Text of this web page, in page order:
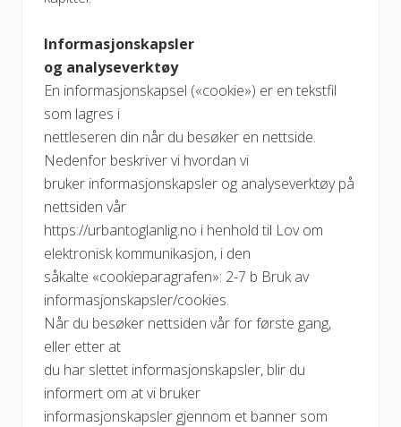
Informasjonskapsler
og analyseverktøy
En informasjonskapsel («cookie») er en tekstfil
som lagres i
nettleseren din når du besøker en nettside.
Nedenfor beskriver vi hvordan vi
bruker informasjonskapsler og analyseverktøy på
nettsiden vår
https://urbantoglanlig.no i henhold til Lov om
elektronisk kommunikasjon, i den
såkalte «cookieparagrafen»: 2-7 b Bruk av
informasjonskapsler/cookies.
Når du besøker nettsiden vår for første gang,
eller etter at
du har slettet informasjonskapsler, blir du
informert om at vi bruker
informasjonskapsler gjennom et banner som